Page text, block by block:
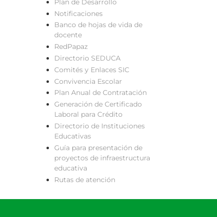
Plan de Desarrollo
Notificaciones
Banco de hojas de vida de
docente
RedPapaz
Directorio SEDUCA
Comités y Enlaces SIC
Convivencia Escolar
Plan Anual de Contratación
Generación de Certificado
Laboral para Crédito
Directorio de Instituciones
Educativas
Guía para presentación de
proyectos de infraestructura
educativa
Rutas de atención